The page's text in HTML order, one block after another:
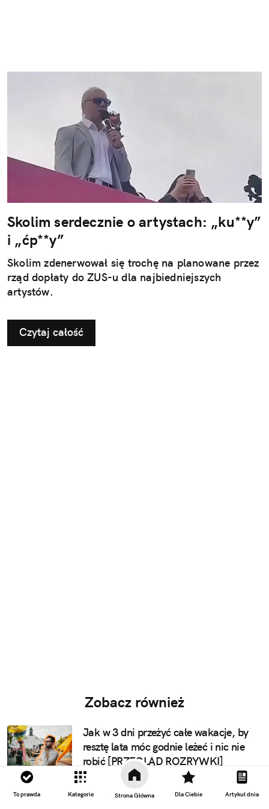
To prawda Kategorie Strona Główna Dla Ciebie Artykuł dnia
Skolim serdecznie o artystach: „ku**y”
i „ćp**y”
Skolim zdenerwował się trochę na planowane przez
rząd dopłaty do ZUS-u dla najbiedniejszych
artystów.
Czytaj całość
Zobacz również
Jak w 3 dni przeżyć całe wakacje, by
resztę lata móc godnie leżeć i nic nie
robić [PRZEGLĄD ROZRYWKI]
Zrozumiałe. Pani wzięła ślub z jedyną,